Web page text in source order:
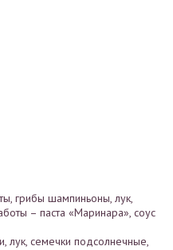
грибы шампиньоны, лук,
– паста «Маринара», соус
лук, семечки подсолнечные,